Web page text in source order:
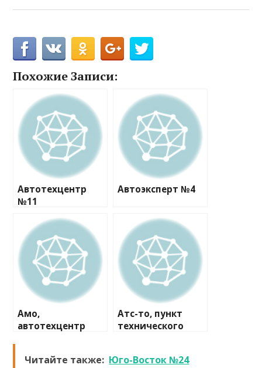
Похожие Записи:
Автотехцентр
№11
Автоэксперт №4
Амо,
автотехцентр
Атс-то, пункт
технического
Читайте также: Юго-Восток №24